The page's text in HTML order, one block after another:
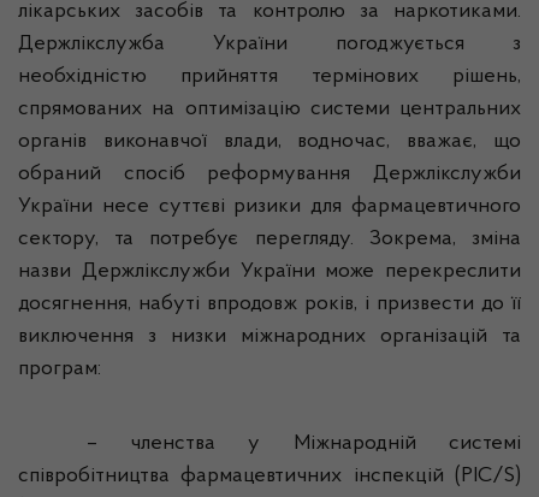
лікарських засобів та контролю за наркотиками.
Держлікслужба
України погоджується з
необхідністю прийняття термінових рішень,
спрямованих на оптимізацію системи центральних
органів виконавчої влади, водночас, вважає, що
обраний спосіб реформування Держлікслужби
України несе суттєві ризики для фармацевтичного
сектору, та потребує перегляду. Зокрема, зміна
назви Держлікслужби України може перекреслити
досягнення, набуті впродовж років, і призвести до її
виключення з низки міжнародних організацій та
програм:
– членства у Міжнародній системі
співробітництва фармацевтичних інспекцій (PIC/S)